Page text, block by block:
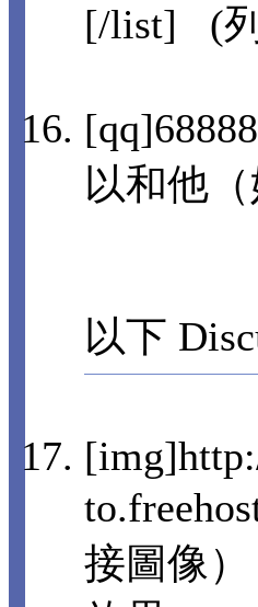
[/list] (
以和他
以下
接圖像）